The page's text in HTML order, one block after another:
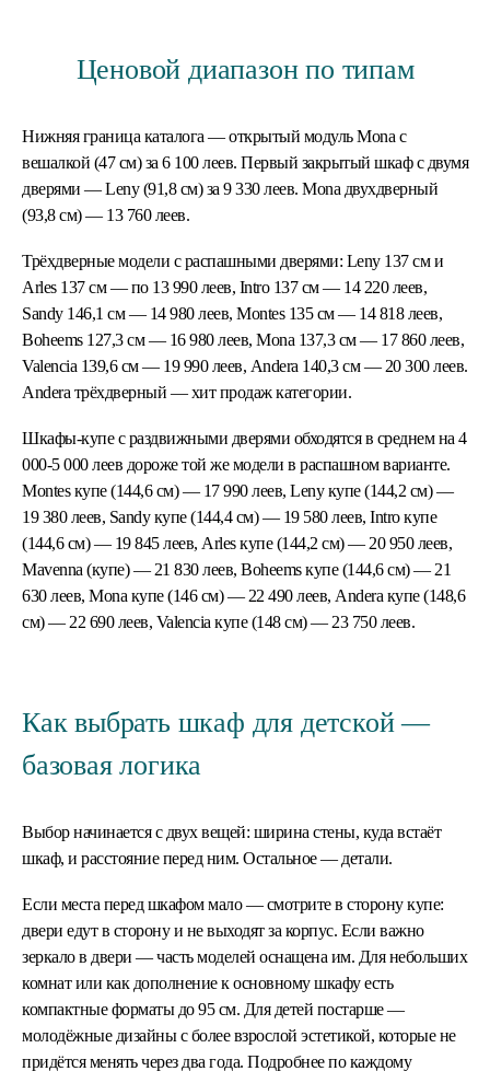
Ценовой диапазон по типам
Нижняя граница каталога — открытый модуль Mona с
вешалкой (47 см) за 6 100 леев. Первый закрытый шкаф с двумя
дверями — Leny (91,8 см) за 9 330 леев. Mona двухдверный
(93,8 см) — 13 760 леев.
Трёхдверные модели с распашными дверями: Leny 137 см и
Arles 137 см — по 13 990 леев, Intro 137 см — 14 220 леев,
Sandy 146,1 см — 14 980 леев, Montes 135 см — 14 818 леев,
Boheems 127,3 см — 16 980 леев, Mona 137,3 см — 17 860 леев,
Valencia 139,6 см — 19 990 леев, Andera 140,3 см — 20 300 леев.
Andera трёхдверный — хит продаж категории.
Шкафы-купе с раздвижными дверями обходятся в среднем на 4
000-5 000 леев дороже той же модели в распашном варианте.
Montes купе (144,6 см) — 17 990 леев, Leny купе (144,2 см) —
19 380 леев, Sandy купе (144,4 см) — 19 580 леев, Intro купе
(144,6 см) — 19 845 леев, Arles купе (144,2 см) — 20 950 леев,
Mavenna (купе) — 21 830 леев, Boheems купе (144,6 см) — 21
630 леев, Mona купе (146 см) — 22 490 леев, Andera купе (148,6
см) — 22 690 леев, Valencia купе (148 см) — 23 750 леев.
Как выбрать шкаф для детской —
базовая логика
Выбор начинается с двух вещей: ширина стены, куда встаёт
шкаф, и расстояние перед ним. Остальное — детали.
Если места перед шкафом мало — смотрите в сторону купе:
двери едут в сторону и не выходят за корпус. Если важно
зеркало в двери — часть моделей оснащена им. Для небольших
комнат или как дополнение к основному шкафу есть
компактные форматы до 95 см. Для детей постарше —
молодёжные дизайны с более взрослой эстетикой, которые не
придётся менять через два года. Подробнее по каждому